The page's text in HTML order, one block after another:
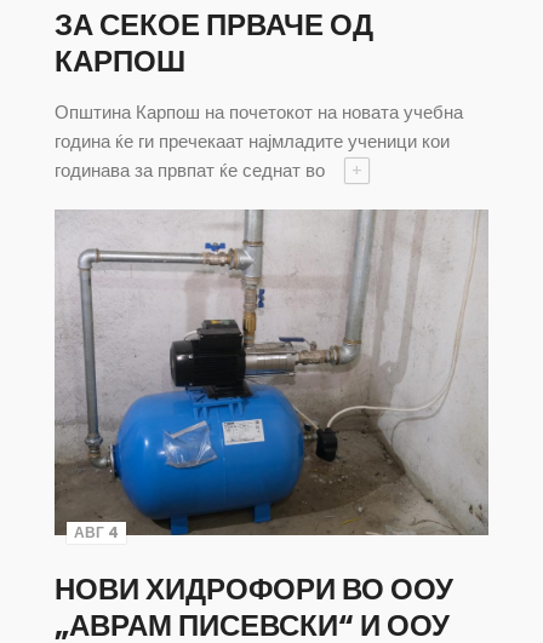
ЗА СЕКОЕ ПРВАЧЕ ОД
КАРПОШ
Општина Карпош на почетокот на новата учебна
година ќе ги пречекаат најмладите ученици кои
годинава за првпат ќе седнат во
+
АВГ 4
НОВИ ХИДРОФОРИ ВО ООУ
„АВРАМ ПИСЕВСКИ“ И ООУ